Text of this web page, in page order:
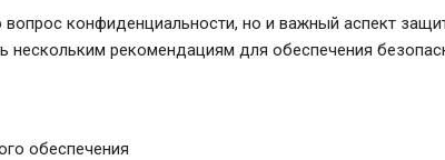
вопрос конфиденциальности, но и важный аспект
рекомендациям для обеспечения
обеспечения